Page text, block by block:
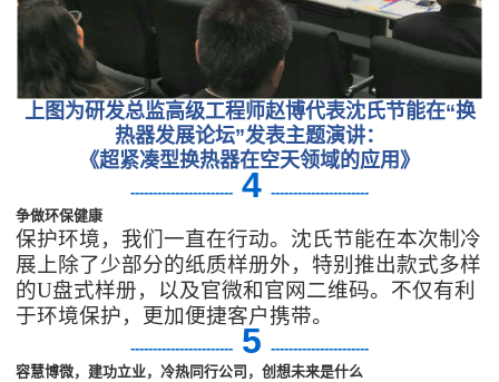
上图为研发总监高级工程师赵博代表沈氏节能在“换
热器发展论坛”发表主题演讲：
《超紧凑型换热器在空天领域的应用》
----------------------- 4 ----------------------
争做环保健康
保护环境，我们一直在行动。沈氏节能在本次制冷
展上除了少部分的纸质样册外，特别推出款式多样
的U盘式样册，以及官微和官网二维码。不仅有利
于环境保护，更加便捷客户携带。
----------------------- 5 ----------------------
容慧博微，建功立业，冷热同行公司，创想未来是什么